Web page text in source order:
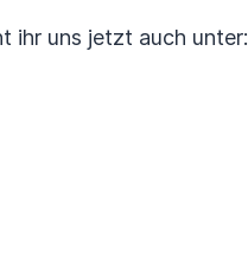
ihr uns jetzt auch unter: